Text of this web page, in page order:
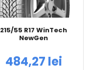
215/55 R17 WinTech
NewGen
484,27 lei